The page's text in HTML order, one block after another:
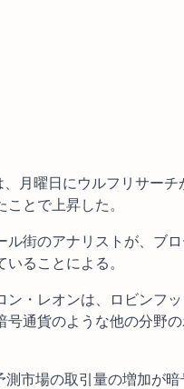
、月曜日にウルフリサー
とで上昇した。
ル街のアナリストが、ブ
ることによる。
ン・レオンは、ロビンフ
号通貨のような他の分野
測市場の取引量の増加が